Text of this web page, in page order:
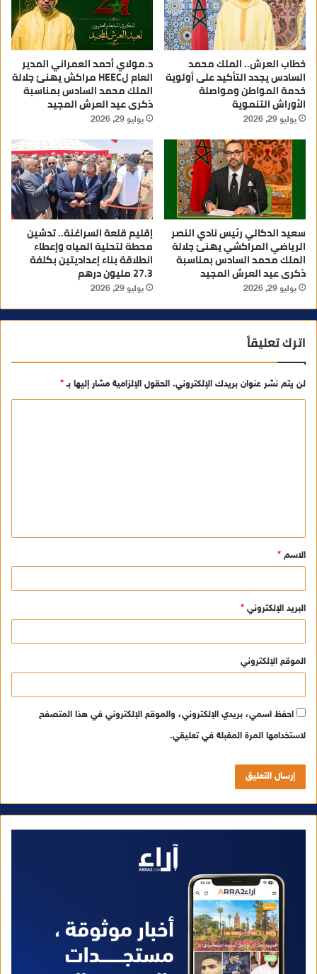
خطاب العرش.. الملك محمد
السادس يجدد التأكيد على أولوية
خدمة المواطن ومواصلة
الأوراش التنموية
يوليو 29, 2026
د.مولاي أحمد العمراني المدير
العام لHEEC مراكش يهنئ جلالة
الملك محمد السادس بمناسبة
ذكرى عيد العرش المجيد
يوليو 29, 2026
سعيد الدكالي رئيس نادي النصر
الرياضي المراكشي يهنئ جلالة
الملك محمد السادس بمناسبة
ذكرى عيد العرش المجيد
يوليو 29, 2026
إقليم قلعة السراغنة.. تدشين
محطة لتحلية المياه وإعطاء
انطلاقة بناء إعداديتين بكلفة
27.3 مليون درهم
يوليو 29, 2026
اترك تعليقاً
لن يتم نشر عنوان بريدك الإلكتروني. الحقول الإلزامية مشار إليها بـ*
ق
*
الاسم *
البريد الإلكتروني *
الموقع الإلكتروني
احفظ اسمي، بريدي الإلكتروني، والموقع الإلكتروني في هذا المتصفح
لاستخدامها المرة المقبلة في تعليقي.